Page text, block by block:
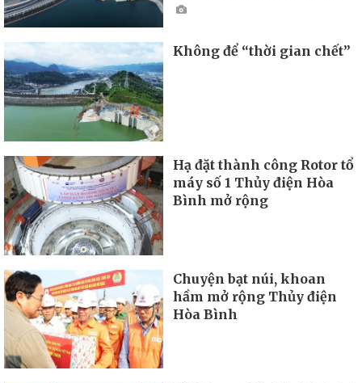
Không để “thời gian chết”
Hạ đặt thành công Rotor tổ
máy số 1 Thủy điện Hòa
Bình mở rộng
Chuyện bạt núi, khoan
hầm mở rộng Thủy điện
Hòa Bình